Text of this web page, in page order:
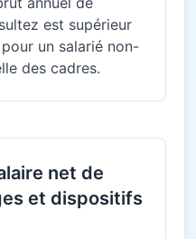
est supérieur
un salarié non-
des cadres.
net de
et dispositifs